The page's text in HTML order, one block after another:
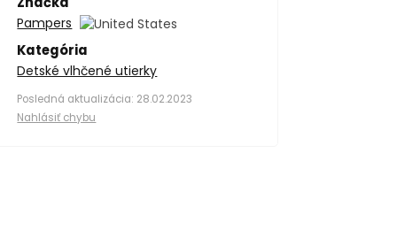
Pampers
Kategória
Detské vlhčené utierky
Posledná aktualizácia: 28.02.2023
Nahlásiť chybu